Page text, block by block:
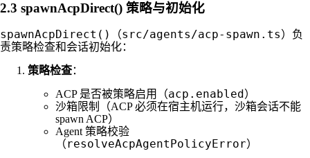
2.3 spawnAcpDirect() 策略与初始化
spawnAcpDirect() （src/agents/acp-spawn.ts）负
责策略检查和会话初始化：
策略检查：
ACP 是否被策略启用（acp.enabled）
沙箱限制（ACP 必须在宿主机运行，沙箱会话不能
spawn ACP）
Agent 策略校验
（resolveAcpAgentPolicyError）